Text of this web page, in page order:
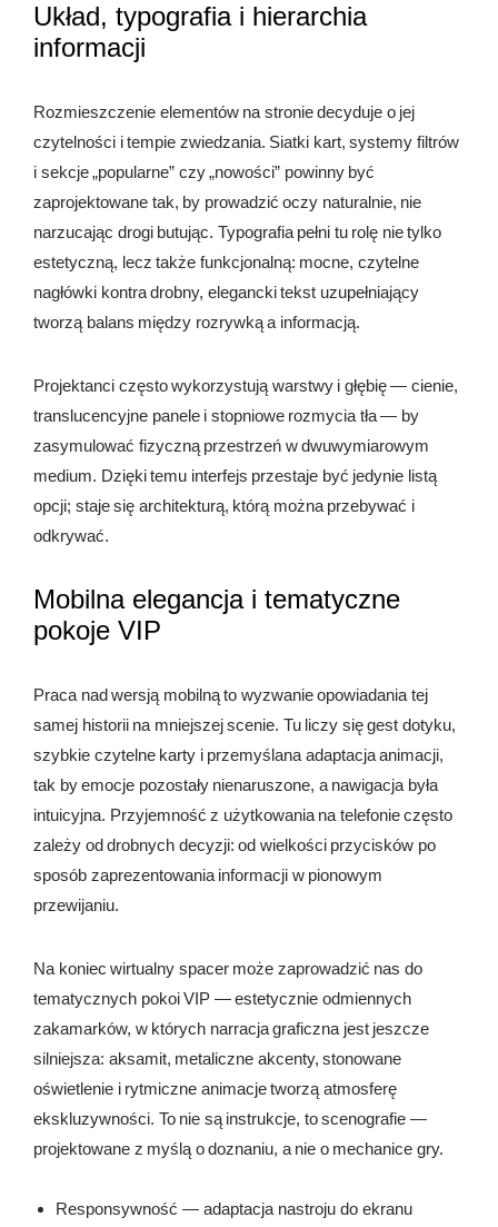
Układ, typografia i hierarchia
informacji
Rozmieszczenie elementów na stronie decyduje o jej
czytelności i tempie zwiedzania. Siatki kart, systemy filtrów
i sekcje „popularne” czy „nowości” powinny być
zaprojektowane tak, by prowadzić oczy naturalnie, nie
narzucając drogi butując. Typografia pełni tu rolę nie tylko
estetyczną, lecz także funkcjonalną: mocne, czytelne
nagłówki kontra drobny, elegancki tekst uzupełniający
tworzą balans między rozrywką a informacją.
Projektanci często wykorzystują warstwy i głębię — cienie,
translucencyjne panele i stopniowe rozmycia tła — by
zasymulować fizyczną przestrzeń w dwuwymiarowym
medium. Dzięki temu interfejs przestaje być jedynie listą
opcji; staje się architekturą, którą można przebywać i
odkrywać.
Mobilna elegancja i tematyczne
pokoje VIP
Praca nad wersją mobilną to wyzwanie opowiadania tej
samej historii na mniejszej scenie. Tu liczy się gest dotyku,
szybkie czytelne karty i przemyślana adaptacja animacji,
tak by emocje pozostały nienaruszone, a nawigacja była
intuicyjna. Przyjemność z użytkowania na telefonie często
zależy od drobnych decyzji: od wielkości przycisków po
sposób zaprezentowania informacji w pionowym
przewijaniu.
Na koniec wirtualny spacer może zaprowadzić nas do
tematycznych pokoi VIP — estetycznie odmiennych
zakamarków, w których narracja graficzna jest jeszcze
silniejsza: aksamit, metaliczne akcenty, stonowane
oświetlenie i rytmiczne animacje tworzą atmosferę
ekskluzywności. To nie są instrukcje, to scenografie —
projektowane z myślą o doznaniu, a nie o mechanice gry.
Responsywność — adaptacja nastroju do ekranu